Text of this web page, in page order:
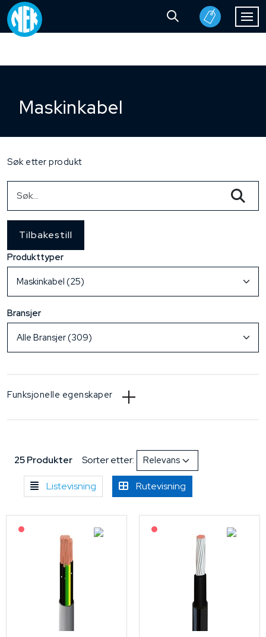
Maskinkabel
Søk etter produkt
Tilbakestill
Produkttyper
Bransjer
Funksjonelle egenskaper
25 Produkter Sorter etter:
Listevisning Rutevisning